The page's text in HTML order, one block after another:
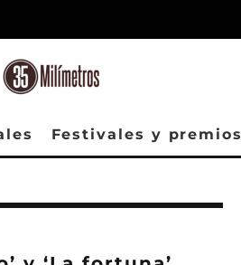
Festivales y premios